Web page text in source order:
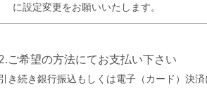
に設定変更をお願いいたします。
ご希望の方法にてお支払い下さい
き続き銀行振込もしくは電子（カード）決済